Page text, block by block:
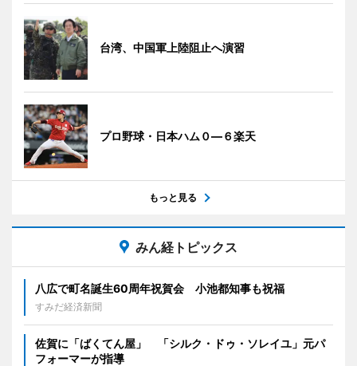
台湾、中国軍上陸阻止へ演習
プロ野球・日本ハム０―６楽天
もっと見る
みん経トピックス
八広で町名誕生60周年祝賀会 小池都知事も祝福
すみだ経済新聞
佐賀に「ばくてん屋」 「シルク・ドゥ・ソレイユ」元パ
フォーマーが指導